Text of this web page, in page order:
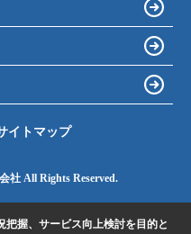
イトマップ
社 All Rights Reserved.
把握、サービス向上検討を目的と